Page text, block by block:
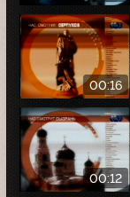
00:16
00:12